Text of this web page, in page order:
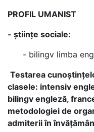
PROFIL UMANIST
- ştiințe sociale:
- bilingv limba
Testarea
clasele: intensiv
bilingv engleză,
metodologiei de
admiterii în